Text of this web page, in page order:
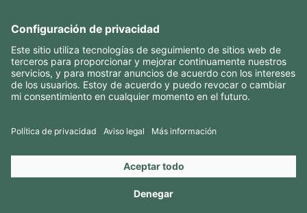
CONTACTOS
SÍGANOS EN
Copyright 2026 © Amorim Cork Solutions. All rights reserved.